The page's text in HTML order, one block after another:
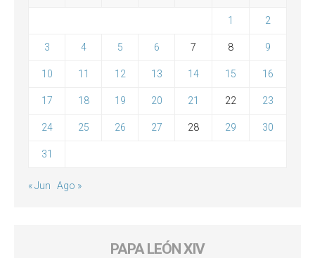
1 2
3 4 5 6 7 8 9
10 11 12 13 14 15 16
17 18 19 20 21 22 23
24 25 26 27 28 29 30
31
« Jun Ago »
PAPA LEÓN XIV